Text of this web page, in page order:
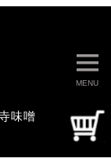
MENU
味噌